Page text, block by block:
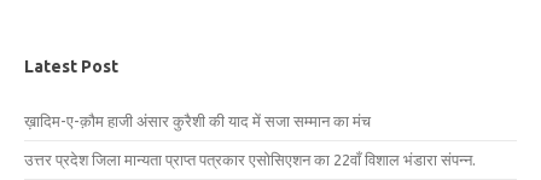
Latest Post
ख़ादिम-ए-क़ौम हाजी अंसार कुरैशी की याद में सजा सम्मान का मंच
उत्तर प्रदेश जिला मान्यता प्राप्त पत्रकार एसोसिएशन का 22वाँ विशाल भंडारा संपन्न.